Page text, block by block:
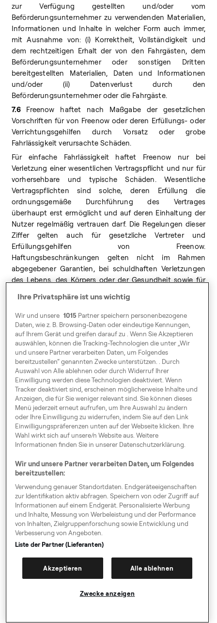
zur Verfügung gestellten und/oder vom
Beförderungsunternehmer zu verwendenden Materialien,
Informationen und Inhalte in welcher Form auch immer,
mit Ausnahme von: (i) Korrektheit, Vollständigkeit und
dem rechtzeitigen Erhalt der von den Fahrgästen, dem
Beförderungsunternehmer oder sonstigen Dritten
bereitgestellten Materialien, Daten und Informationen
und/oder (ii) Datenverlust durch den
Beförderungsunternehmer oder die Fahrgäste.
7.6 Freenow haftet nach Maßgabe der gesetzlichen
Vorschriften für von Freenow oder deren Erfüllungs- oder
Verrichtungsgehilfen durch Vorsatz oder grobe
Fahrlässigkeit verursachte Schäden.
Für einfache Fahrlässigkeit haftet Freenow nur bei
Verletzung einer wesentlichen Vertragspflicht und nur für
vorhersehbare und typische Schäden. Wesentliche
Vertragspflichten sind solche, deren Erfüllung die
ordnungsgemäße Durchführung des Vertrages
überhaupt erst ermöglicht und auf deren Einhaltung der
Nutzer regelmäßig vertrauen darf. Die Regelungen dieser
Ziffer gelten auch für gesetzliche Vertreter und
Erfüllungsgehilfen von Freenow.
Haftungsbeschränkungen gelten nicht im Rahmen
abgegebener Garantien, bei schuldhaften Verletzungen
des Lebens, des Körpers oder der Gesundheit sowie für
über jegliche Kommunikation oder Benachrichtigung in
Bezug auf zu Ansprüche, Verfahren, Sanktionen, Strafen,
Kosten, Verlusten, Schäden, Ausgaben und/oder
Entschädigungen, die gemäß den vorstehenden
Absätzen gemacht wurden, und stellt dabei alle
Informationen zur Verfügung, die sie für die Analyse und
ihre Verteidigung für notwendig erachtet, dar.
7.8Werden durch die Fahrer-App oder die
Datenübertragung Schäden an der Hardware oder
Software des Nutzers verursacht, haftet Freenow nur bei
von ihr zu vertretendem Vorsatz oder grober
Fahrlässigkeit. Freenow haftet nicht für den Datenverlust
Backups seiner Daten durchzuführen.
8. Verwendungsausschluss
8.1Für Freenow ist die Zuverlässigkeit der
Beförderungsunternehmen und ihrer Fahrer, die die
Dienste der Plattform Freenow nutzen, von
grundlegender Bedeutung. Aus diesem Grund können
der Beförderungsunternehmer und/oder seine Fahrer im
Falle einer wesentlichen Verletzung (d. h. wesentlicher
Versäumnisse oder Verstöße) gegen gesetzliche oder
vertragliche Verpflichtungen von der Nutzung der
Plattform Freenow vorübergehend oder dauerhaft, ganz
oder teilweise ausgeschlossen, eingeschränkt oder
Ihre Privatsphäre ist uns wichtig
Wir und unsere 1015Partner speichern personenbezogene
Daten, wie z. B. Browsing-Daten oder eindeutige Kennungen,
auf Ihrem Gerät und greifen darauf zu . Wenn Sie Akzeptieren
auswählen, können die Tracking-Technologien die unter „Wir
und unsere Partner verarbeiten Daten, um Folgendes
bereitzustellen“ genannten Zwecke unterstützen. . Durch
Auswahl von Alle ablehnen oder durch Widerruf Ihrer
Einwilligung werden diese Technologien deaktiviert. Wenn
Tracker deaktiviert sind, erscheinen möglicherweise Inhalte und
Anzeigen, die für Sie weniger relevant sind. Sie können dieses
Menü jederzeit erneut aufrufen, um Ihre Auswahl zu ändern
oder Ihre Einwilligung zu widerrufen, indem Sie auf den Link
Einwilligungspräferenzen unten auf der Webseite klicken. Ihre
Wahl wirkt sich auf unsere/n Website aus. Weitere
Informationen finden Sie in unserer Datenschutzerklärung.
Wir und unsere Partner verarbeiten Daten, um Folgendes
bereitzustellen:
Verwendung genauer Standortdaten. Endgeräteeigenschaften
zur Identifikation aktiv abfragen. Speichern von oder Zugriff auf
Informationen auf einem Endgerät. Personalisierte Werbung
und Inhalte, Messung von Werbeleistung und der Performance
von Inhalten, Zielgruppenforschung sowie Entwicklung und
Verbesserung von Angeboten.
Liste der Partner (Lieferanten)
Akzeptieren Alle ablehnen
Zwecke anzeigen